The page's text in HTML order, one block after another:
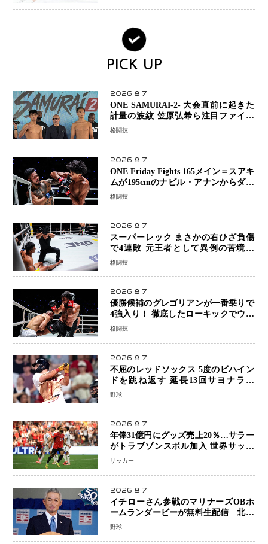
PICK UP
2026.8.7
ONE SAMURAI-2- 大会直前に起きた
計量の波紋 笠原弘希ら注目ファイタ
ーは契約体重で決戦へ、山本歩夢と平
格闘技
2026.8.7
ONE Friday Fights 165メイン＝スアキ
ムが195cmのナビル・アナンからダウ
ン奪取！猛反撃を耐え抜き判定勝利、
格闘技
2026.8.7
スーパーレック まさかの右ひざ負傷
で4連敗 元王者として異例の苦境…
「アクシデント」でも消えない危険信
格闘技
2026.8.7
優勝候補のグレゴリアンが一番乗りで
4強入り！ 徹底したローキックでウス
ビャンを攻略、判定勝利
格闘技
2026.8.7
不屈のレッドソックス 5度のビハイン
ドを跳ね返す 延長13回サヨナラ勝
ち 吉田正尚選手も2安打1打点で貢献 4
野球
2026.8.7
年俸31億円にグッズ売上20％…サラー
がトラブゾンスポル加入 世界サッカ
ーは「五大リーグ一強」から新時代へ
サッカー
2026.8.7
イチローさん参戦のマリナーズOBホ
ームランダービーが無料生配信 北米
ならではの“魅せる興行”に世界が注目
野球